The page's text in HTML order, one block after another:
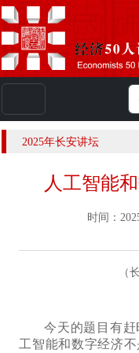
2025年长安讲坛
人工智能
时间：
（
今天的题目有
工智能和数字经济